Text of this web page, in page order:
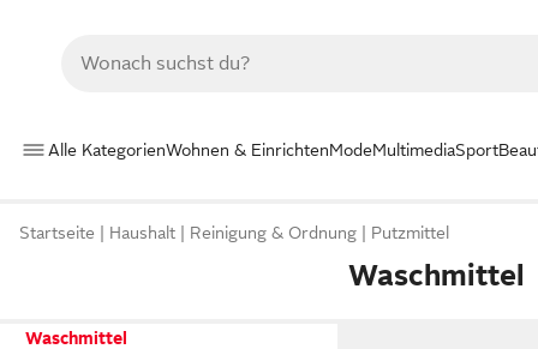
Alle KategorienWohnen & EinrichtenModeMultimediaSport
Startseite Haushalt Reinigung & Ordnung Putzmittel
Waschmittel
Waschmittel